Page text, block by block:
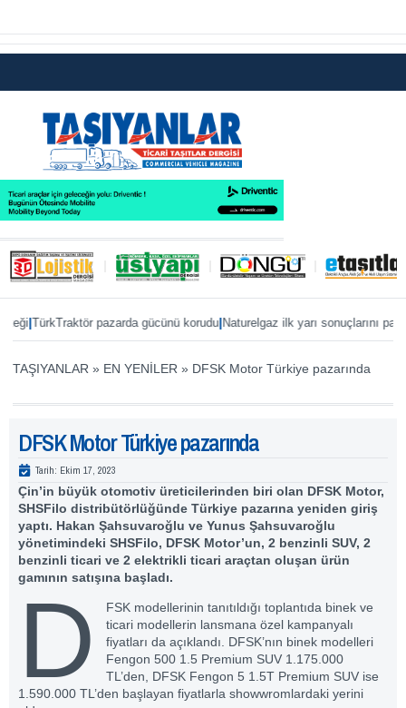
pazarda gücünü korudu|Naturelgaz ilk yarı sonuçlarını paylaştı|
TAŞIYANLAR » EN YENİLER » DFSK Motor Türkiye pazarında
DFSK Motor Türkiye pazarında
Tarih: Ekim 17, 2023
Çin’in büyük otomotiv üreticilerinden biri olan DFSK Motor,
SHSFilo distribütörlüğünde Türkiye pazarına yeniden giriş
yaptı. Hakan Şahsuvaroğlu ve Yunus Şahsuvaroğlu
yönetimindeki SHSFilo, DFSK Motor’un, 2 benzinli SUV, 2
benzinli ticari ve 2 elektrikli ticari araçtan oluşan ürün
gamının satışına başladı.
D
FSK modellerinin tanıtıldığı toplantıda binek ve
ticari modellerin lansmana özel kampanyalı
fiyatları da açıklandı. DFSK’nın binek modelleri
Fengon 500 1.5 Premium SUV 1.175.000
TL’den, DFSK Fengon 5 1.5T Premium SUV ise
1.590.000 TL’den başlayan fiyatlarla showwromlardaki yerini